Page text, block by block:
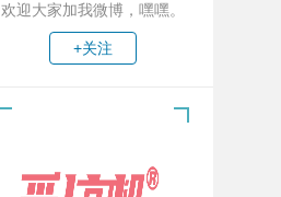
欢迎大家加我微博，嘿嘿。
+关注